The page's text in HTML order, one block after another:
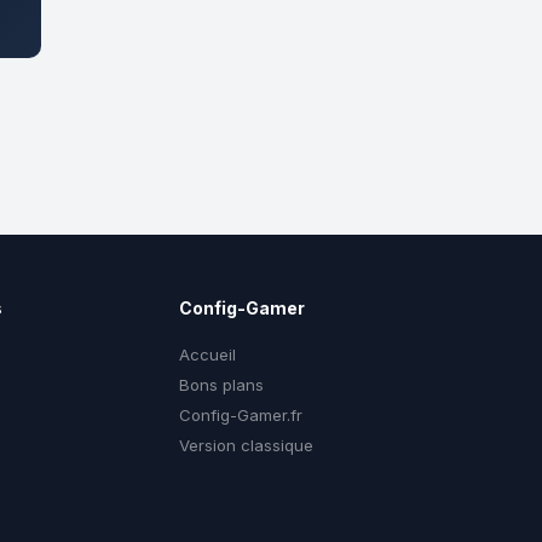
Config-Gamer
Accueil
Bons plans
Config-Gamer.fr
Version classique